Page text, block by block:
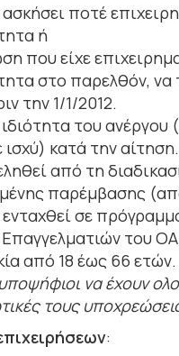
ποτέ
ή
που είχε
στο παρελθόν, να
την 1/1/2012.
του ανέργου
ισχύ) κατά την αίτηση.
από τη
παρέμβασης
ενταχθεί σε
του
από 18 έως 66 ετών.
να έχουν
τους
: